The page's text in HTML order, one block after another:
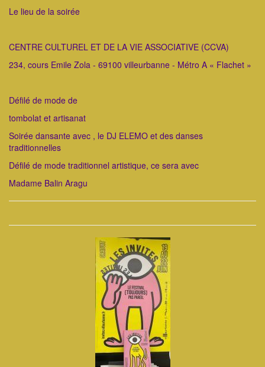
Le lieu de la soirée
CENTRE CULTUREL ET DE LA VIE ASSOCIATIVE (CCVA)
234, cours Emile Zola - 69100 villeurbanne - Métro A « Flachet »
Défilé de mode de
tombolat et artisanat
Soirée dansante avec , le DJ ELEMO et des danses
traditionnelles
Défilé de mode traditionnel artistique, ce sera avec
Madame Balin Aragu